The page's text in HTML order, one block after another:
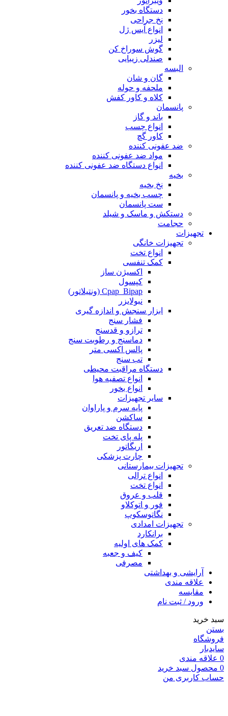
دستگاه بخور
نخ جراحی
انواع آیس ژل
لیزر
گوش سوراخ کن
صندلی زیبایی
البسه
گان و شان
ملحفه و حوله
کلاه و کاور کفش
پانسمان
باند و گاز
انواع چسب
کاور گچ
ضد عفونی کننده
مواد ضد عفونی کننده
انواع دستگاه ضد عفونی کننده
بخیه
نخ بخیه
چسب بخیه و پانسمان
ست پانسمان
دستکش و ماسک و شیلد
حجامت
تجهیزات
تجهیزات خانگی
انواع تخت
کمک تنفسی
اکسیژن ساز
کپسول
Cpap_Bipap (ونتیلاتور)
نبولایزر
ابزار سنجش و اندازه گیری
فشار سنج
ترازو و قدسنج
دماسنج و رطوبت سنج
پالس اکسی متر
تب سنج
دستگاه مراقبت محیطی
انواع تصفیه هوا
انواع بخور
سایر تجهیزات
پایه سرم و پاراوان
ساکشن
دستگاه ضد تعریق
پله پای تخت
اریگاتور
چارت پزشکی
تجهیزات بیمارستانی
انواع ترالی
انواع تخت
قلب و عروق
فور و اتوکلاو
نگاتوسکوپ
تجهیزات امدادی
برانکارد
کمک های اولیه
کیف و جعبه
مصرفی
آرایشی و بهداشتی
علاقه مندی
مقایسه
ورود / ثبت نام
سبد خرید
بستن
فروشگاه
سایدبار
0 علاقه مندی
0 محصول سبد خرید
حساب کاربری من